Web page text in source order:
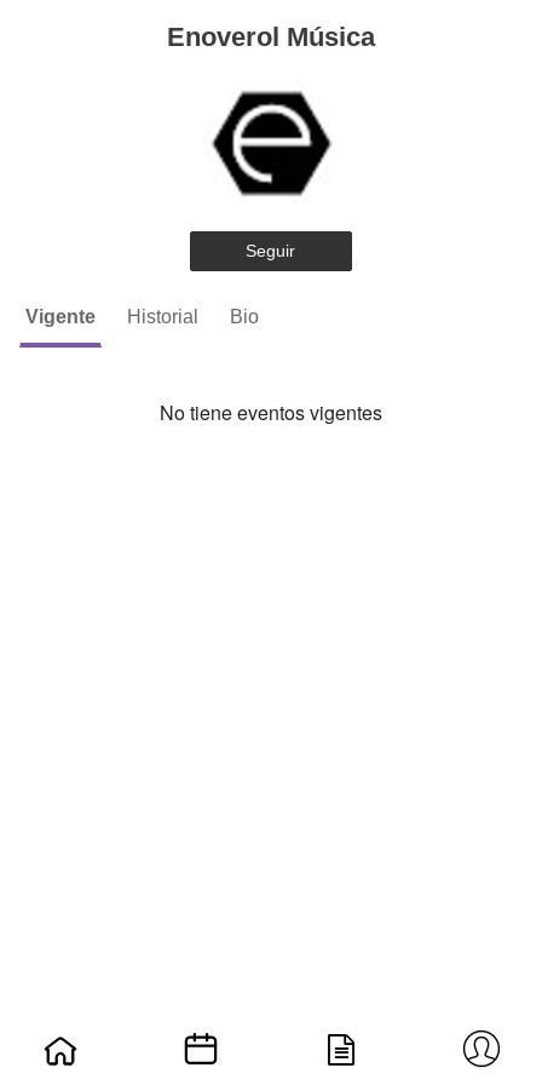
Enoverol Música
Seguir
Vigente Historial Bio
No tiene eventos vigentes